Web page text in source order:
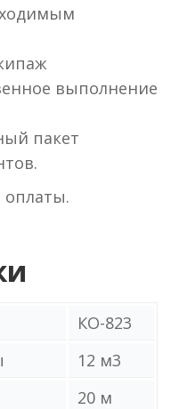
выполнение
пакет
КО-823
12 м3
20 м